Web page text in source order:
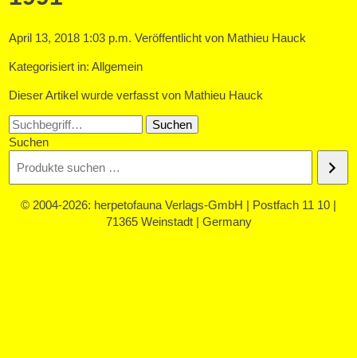
April 13, 2018 1:03 p.m. Veröffentlicht von Mathieu Hauck
Kategorisiert in: Allgemein
Dieser Artikel wurde verfasst von Mathieu Hauck
Suchen
Suchen
© 2004-2026: herpetofauna Verlags-GmbH | Postfach 11 10 |
71365 Weinstadt | Germany